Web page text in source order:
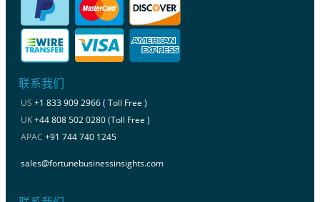
联系我们
US +1 833 909 2966 ( Toll Free )
UK+44 808 502 0280 (Toll Free )
APAC +91 744 740 1245
sales@fortunebusinessinsights.com